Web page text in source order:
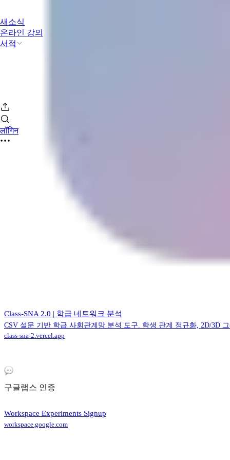
새소식
온라인 강의
서적
लॉगिन
Class-SNA 2.0 | 학급 네트워크 분석
CSV 설문 기반 학급 사회관계망 분석 도구. 학생 관계 정규화, 2D/3D
class-sna-2.vercel.app
구글랩스 인증
Workspace Experiments Signup
workspace.google.com